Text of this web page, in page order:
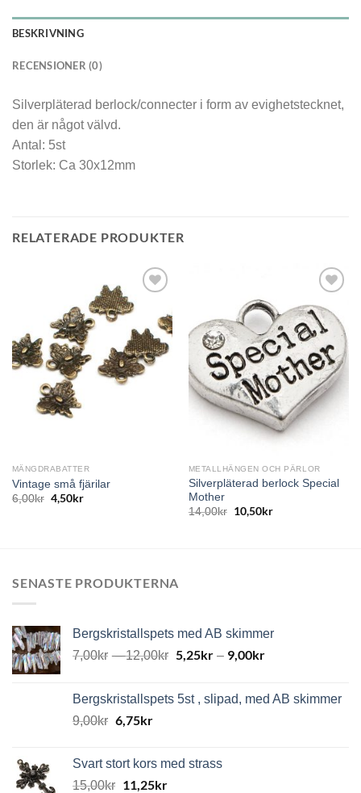
BESKRIVNING
RECENSIONER (0)
Silverpläterad berlock/connecter i form av evighetstecknet,
den är något välvd.
Antal: 5st
Storlek: Ca 30x12mm
RELATERADE PRODUKTER
MÄNGDRABATTER
Vintage små fjärilar
6,00kr 4,50kr
METALLHÄNGEN OCH PÄRLOR
Silverpläterad berlock Special
Mother
14,00kr 10,50kr
SENASTE PRODUKTERNA
Bergskristallspets med AB skimmer
7,00kr –12,00kr 5,25kr– 9,00kr
Bergskristallspets 5st , slipad, med AB skimmer
9,00kr 6,75kr
Svart stort kors med strass
15,00kr 11,25kr